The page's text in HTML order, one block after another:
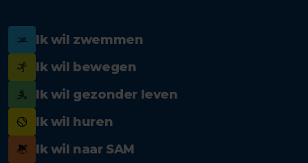
Ik wil zwemmen
Ik wil bewegen
Ik wil gezonder leven
Ik wil huren
Ik wil naar SAM